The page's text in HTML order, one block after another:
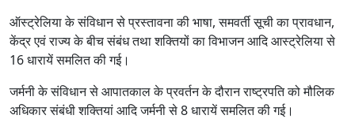
ऑस्ट्रेलिया के संविधान से प्रस्तावना की भाषा, समवर्ती सूची का प्रावधान,
केंद्र एवं राज्य के बीच संबंध तथा शक्तियों का विभाजन आदि आस्ट्रेलिया से
16 धारायें समलित की गई।
जर्मनी के संविधान से आपातकाल के प्रवर्तन के दौरान राष्ट्रपति को मौलिक
अधिकार संबंधी शक्तियां आदि जर्मनी से 8 धारायें समलित की गई।